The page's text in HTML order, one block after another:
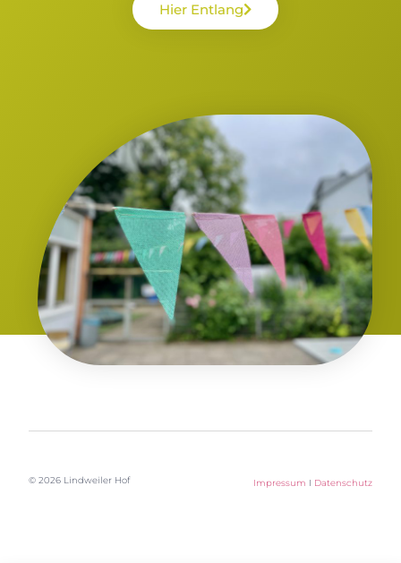
Hier Entlang
© 2026 Lindweiler Hof Impressum I Datenschutz